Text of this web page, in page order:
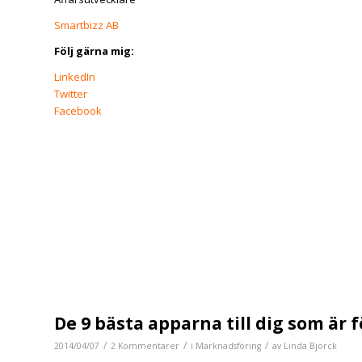
Smartbizz AB
Följ gärna mig:
LinkedIn
Twitter
Facebook
De 9 bästa apparna till dig som är
2014/04/07 / 2 Kommentarer / i Marknadsföring / av Linda Björck